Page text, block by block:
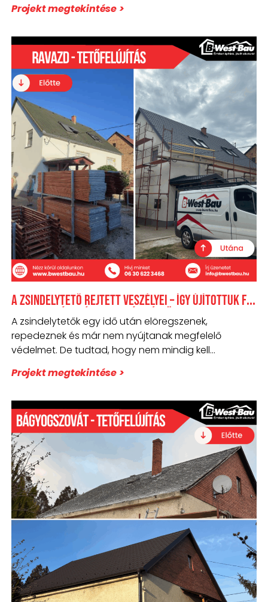
Projekt megtekintése >
A zsindelytető rejtett veszélyei – Így újítottuk fel
ezt a családi házat bontás nélkül!
A zsindelytetők egy idő után elöregszenek,
repedeznek és már nem nyújtanak megfelelő
védelmet. De tudtad, hogy nem mindig kell
Projekt megtekintése >